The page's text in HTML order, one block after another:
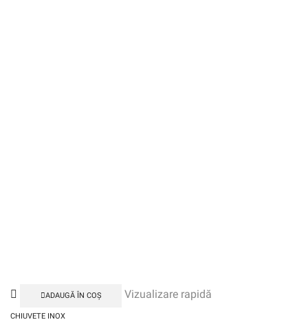
ADAUGĂ ÎN COȘ Vizualizare rapidă
CHIUVETE INOX